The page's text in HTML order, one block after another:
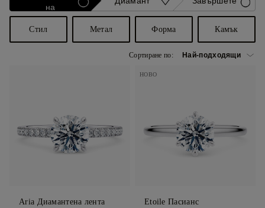
на
Стил Метал Форма Камък
Сортиране по:
Aria Диамантена лента
НОВО
Etoile Пасианс